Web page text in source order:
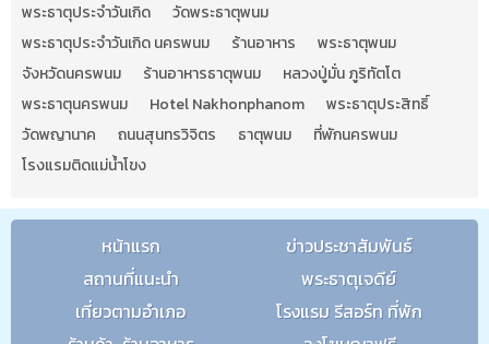
พระธาตุประจำวันเกิด
วัดพระธาตุพนม
พระธาตุประจำวันเกิด นครพนม
ร้านอาหาร
พระธาตุพนม
จังหวัดนครพนม
ร้านอาหารธาตุพนม
หลวงปู่มั่น ภูริทัตโต
พระธาตุนครพนม
Hotel Nakhonphanom
พระธาตุประสิทธิ์
วัดพญานาค
ถนนสุนทรวิจิตร ธาตุพนม
ที่พักนครพนม
โรงแรมติดแม่น้ำโขง
หน้าแรก
ข่าวประชาสัมพันธ์
สถานที่แนะนำ
พระธาตุเจดีย์
เที่ยวตามอำเภอ
โรงแรม รีสอร์ท ที่พัก